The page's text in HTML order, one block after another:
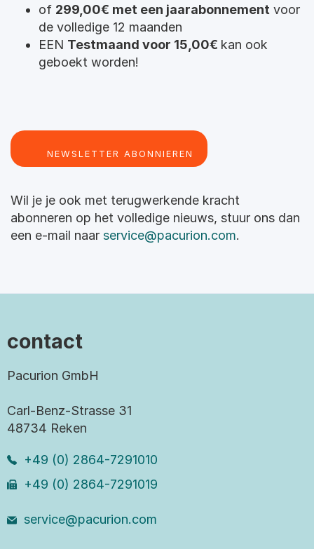
of 299,00€ met een jaarabonnement voor
de volledige 12 maanden
EEN Testmaand voor 15,00€ kan ook
geboekt worden!
Wil je je ook met terugwerkende kracht
abonneren op het volledige nieuws, stuur ons dan
een e-mail naar service@pacurion.com.
contact
Pacurion GmbH
Carl-Benz-Strasse 31
48734 Reken
+49 (0) 2864-7291010
+49 (0) 2864-7291019
service@pacurion.com